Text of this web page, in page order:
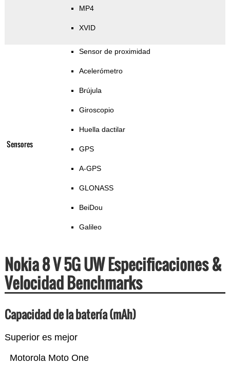
MP4
XVID
Sensores
Sensor de proximidad
Acelerómetro
Brújula
Giroscopio
Huella dactilar
GPS
A-GPS
GLONASS
BeiDou
Galileo
Nokia 8 V 5G UW Especificaciones &
Velocidad Benchmarks
Capacidad de la batería (mAh)
Superior es mejor
Motorola Moto One